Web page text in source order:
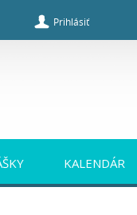
Prihlásiť
KALENDÁR